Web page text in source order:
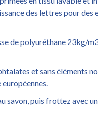
des lettres pour des
de polyuréthane 23kg/
et sans éléments
savon, puis frottez avec